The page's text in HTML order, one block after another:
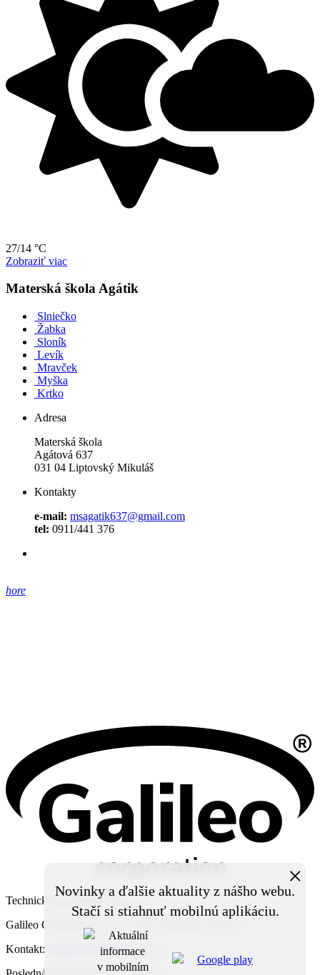
Novinky a ďalšie aktuality z nášho webu.
Stačí si stiahnuť mobilnú aplikáciu.
×
27/14 °C
Zobraziť viac
Materská škola Agátik
Slniečko
Žabka
Sloník
Levík
Mravček
Myška
Krtko
Adresa
Materská škola
Agátová 637
031 04 Liptovský Mikuláš
Kontakty
e-mail: msagatik637@gmail.com
tel: 0911/441 376
hore
Technický prevádzkovateľ:
Galileo Corporation s.r.o., Čierna Voda 468, 925 06
Kontakt:
Galileo Corporation s.r.o.